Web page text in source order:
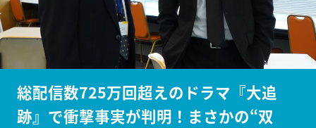
総配信数725万回超えのドラマ『大追
跡』で衝撃事実が判明！まさかの“双